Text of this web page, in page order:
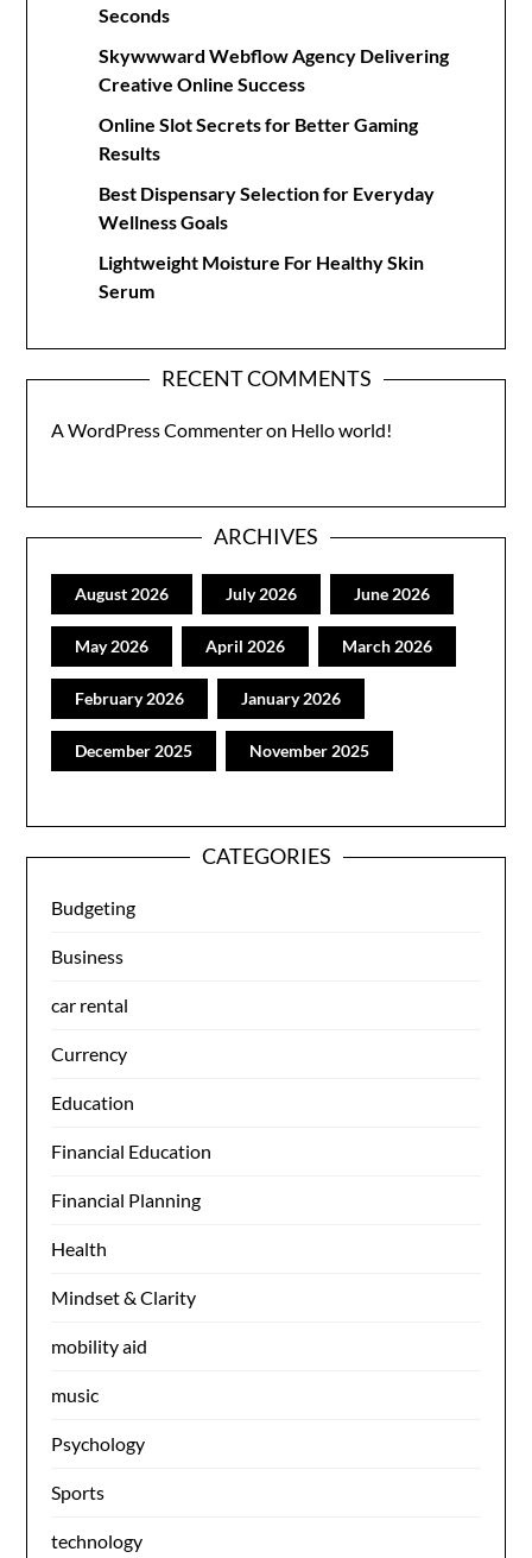
Seconds
Skywwward Webflow Agency Delivering
Creative Online Success
Online Slot Secrets for Better Gaming
Results
Best Dispensary Selection for Everyday
Wellness Goals
Lightweight Moisture For Healthy Skin
Serum
RECENT COMMENTS
A WordPress Commenteron Hello world!
ARCHIVES
August 2026 July 2026 June 2026
May 2026 April 2026 March 2026
February 2026 January 2026
December 2025 November 2025
CATEGORIES
Budgeting
Business
car rental
Currency
Education
Financial Education
Financial Planning
Health
Mindset & Clarity
mobility aid
music
Psychology
Sports
technology